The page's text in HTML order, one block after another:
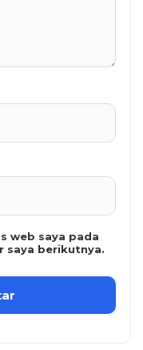
web saya pada
saya berikutnya.